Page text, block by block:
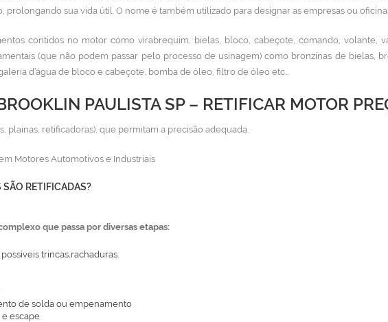
prolongando sua vida útil. O nome é também utilizado para designar as empresas ou
contidos no motor como virabrequim, bielas, bloco, cabeçote, comando, volante,
(que não podem passar pelo processo de usinagem) como bronzinas de bielas,
d’água de bloco e cabeçote, bomba de óleo, filtro de óleo etc…
PAULISTA SP – RETIFICAR MOTOR
plainas, retificadoras), que permitam a precisão adequada.
Motores Automotivos e Industriais
RETIFICADAS?
que passa por diversas etapas:
trincas,rachaduras.
de solda ou empenamento
escape